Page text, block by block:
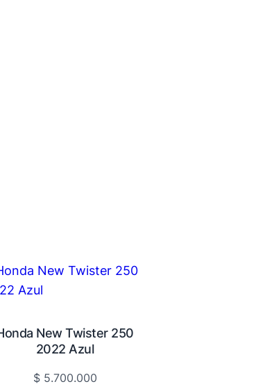
New Twister 250
2022 Azul
$5.700.000